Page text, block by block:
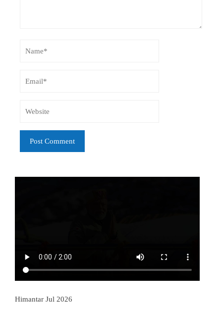
Himantar Jul 2026